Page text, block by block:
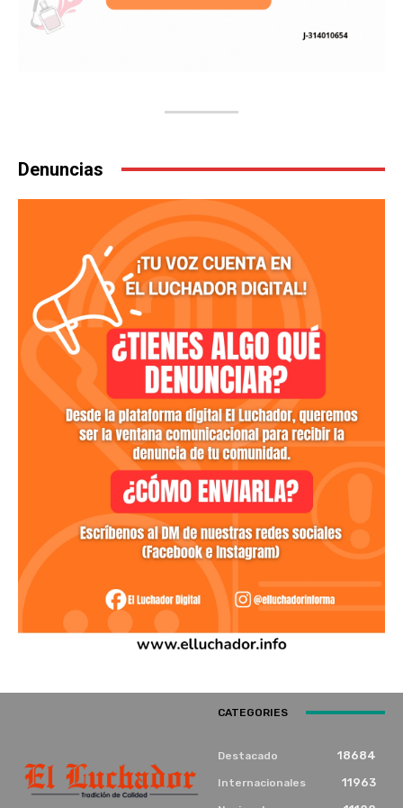
Denuncias
CATEGORIES
Destacado 18684
Internacionales 11963